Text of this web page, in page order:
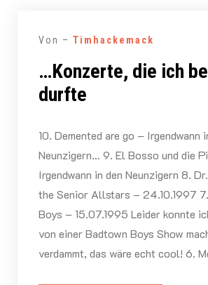
Von – Timhackemack
…Konzerte, die ich
durfte
10. Demented are go – Irgendwann
Neunzigern… 9. El Bosso und die
Irgendwann in den Neunzigern 8.
the Senior Allstars – 24.10.1997
Boys – 15.07.1995 Leider konnte
von einer Badtown Boys Show
verdammt, das wäre echt cool! 6.